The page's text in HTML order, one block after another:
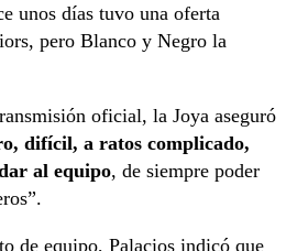
unos días tuvo una oferta
pero Blanco y Negro la
oficial, la Joya aseguró
difícil, a ratos complicado,
al equipo, de siempre poder
de equipo, Palacios indicó que